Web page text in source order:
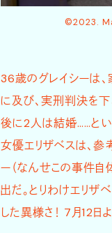
©2023.
36歳のグレイシーは
に及び、実刑判決を下
後に2人は結婚……とい
女優エリザベスは、参
ー（なんせこの事件
出だ。とりわけエリザ
した異様さ！ 7月12日